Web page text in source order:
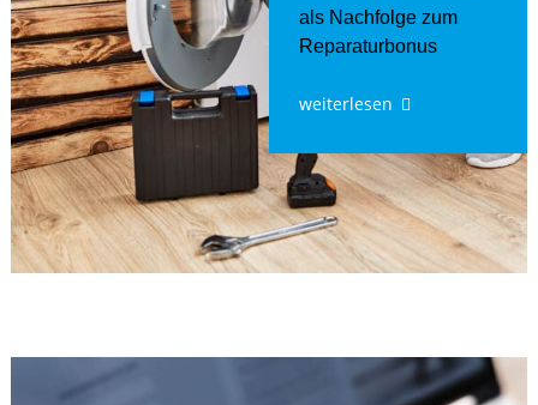
als Nachfolge zum
Reparaturbonus
weiterlesen